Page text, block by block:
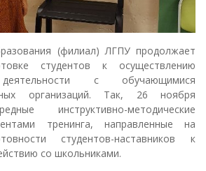
(филиал) ЛГПУ продолжает
студентов к осуществлению
деятельности с обучающимися
организаций. Так, 26 ноября
инструктивно-методические
тренинга, направленные на
студентов-наставников к
со школьниками.